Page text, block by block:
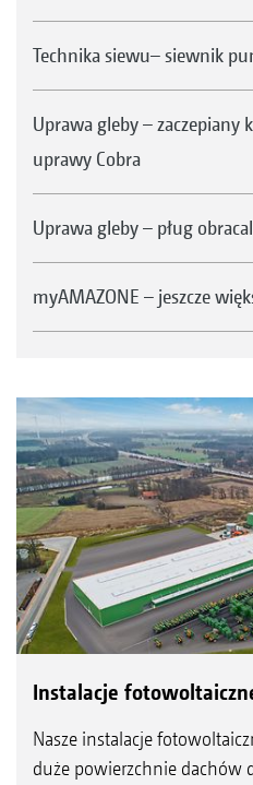
Technika siewu– siewnik
Uprawa gleby – zaczepiany
uprawy Cobra
Uprawa gleby – pług
myAMAZONE – jeszcze
Instalacje
Nasze instalacje
duże powierzchnie dachów